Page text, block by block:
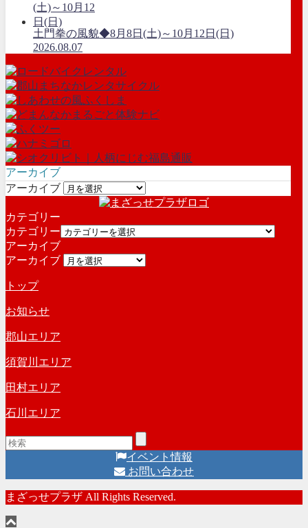
土門拳の風貌◆8月8日(土)～10月12日(日)
2026.08.07
アーカイブ
アーカイブ
カテゴリー
カテゴリー
アーカイブ
アーカイブ
トップ
お知らせ
郡山エリア
須賀川エリア
田村エリア
石川エリア
イベント情報
お問い合わせ
まざっせプラザ All Rights Reserved.